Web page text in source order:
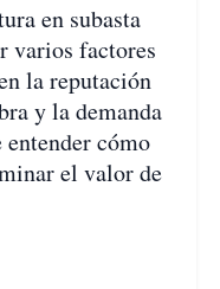
en subasta
varios factores
la reputación
y la demanda
cómo
el valor de